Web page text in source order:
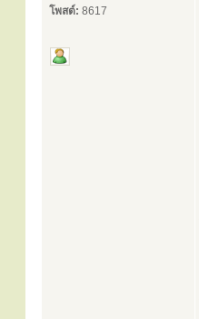
โพสต์: 8617